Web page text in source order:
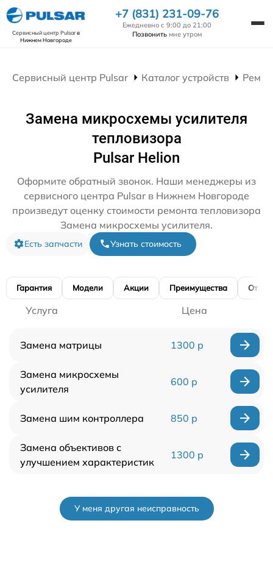
Сервисный центр Pulsarв
Нижнем Новгороде
+7 (831) 231-09-76
Ежедневно с 9:00 до 21:00
Позвонить мне утром
Сервисный центр Pulsar Каталог устройств
Замена микросхемы усилителя
тепловизора
Pulsar Helion
Оформите обратный звонок. Наши менеджеры из
сервисного центра Pulsar в Нижнем Новгороде
произведут оценку стоимости ремонта тепловизора
Замена микросхемы усилителя.
Есть запчасти Узнать стоимость
Гарантия Модели Акции Преимущества
Услуга Цена
Замена матрицы 1300 р
Замена микросхемы
усилителя
600 р
Замена шим контроллера 850 р
Замена объективов с
улучшением характеристик
1300 р
У меня другая неисправность